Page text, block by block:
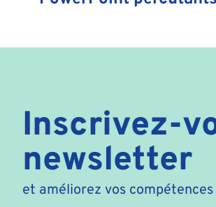
Inscrivez-
newsletter
et améliorez vos